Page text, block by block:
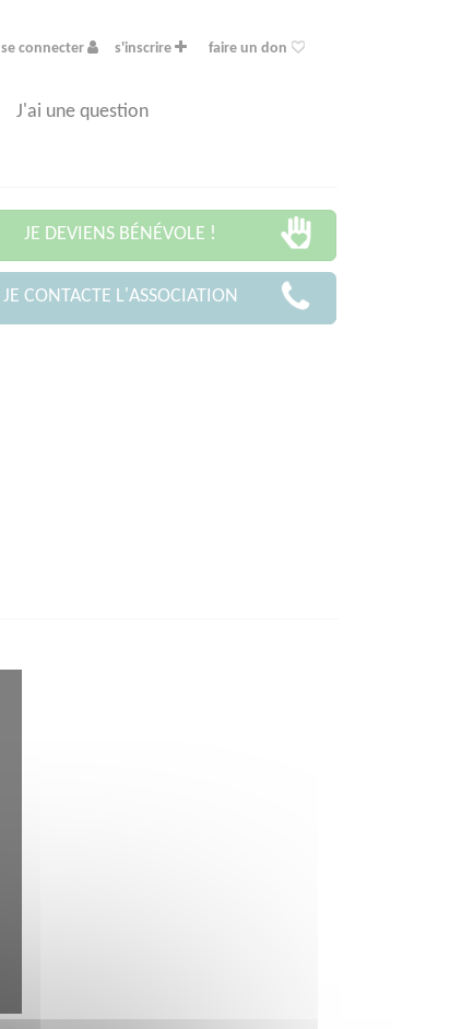
se connecter s'inscrire faire un don
J'ai une question
JE DEVIENS BÉNÉVOLE !
JE CONTACTE L'ASSOCIATION